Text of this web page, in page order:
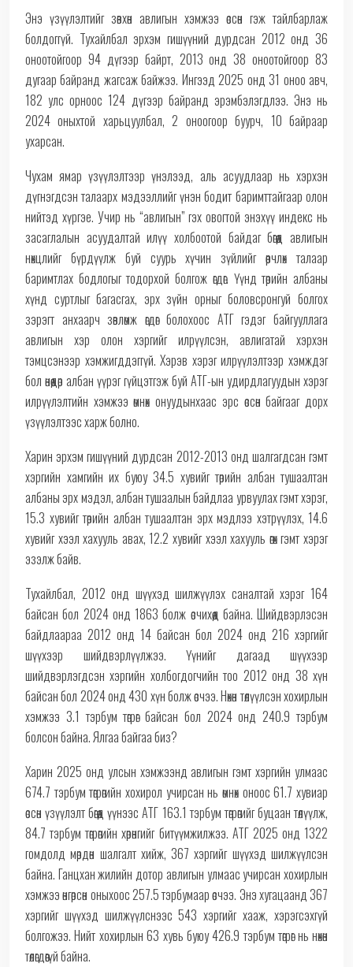
Энэ үзүүлэлтийг зөвхөн авлигын хэмжээ өссөн гэж тайлбарлаж
болдоггүй. Тухайлбал эрхэм гишүүний дурдсан 2012 онд 36
оноотойгоор 94 дүгээр байрт, 2013 онд 38 оноотойгоор 83
дугаар байранд жагсаж байжээ. Ингээд 2025 онд 31 оноо авч,
182 улс орноос 124 дүгээр байранд эрэмбэлэгдлээ. Энэ нь
2024 оныхтой харьцуулбал, 2 оноогоор буурч, 10 байраар
ухарсан.
Чухам ямар үзүүлэлтээр үнэлээд, аль асуудлаар нь хэрхэн
дүгнэгдсэн талаарх мэдээллийг үнэн бодит баримттайгаар олон
нийтэд хүргэе. Учир нь “авлигын” гэх овогтой энэхүү индекс нь
засаглалын асуудалтай илүү холбоотой байдаг бөгөөд авлигын
нөхцлийг бүрдүүлж буй суурь хүчин зүйлийг өөрчлөх талаар
баримтлах бодлогыг тодорхой болгож өгдөг. Үүнд төрийн албаны
хүнд суртлыг багасгах, эрх зүйн орныг боловсронгуй болгох
зэрэгт анхаарч зөвлөмж өгдөг болохоос АТГ гэдэг байгууллага
авлигын хэр олон хэргийг илрүүлсэн, авлигатай хэрхэн
тэмцсэнээр хэмжигддэггүй. Хэрэв хэрэг илрүүлэлтээр хэмждэг
бол өнөөдөр албан үүрэг гүйцэтгэж буй АТГ-ын удирдлагуудын хэрэг
илрүүлэлтийн хэмжээ өмнөх онуудынхаас эрс өссөн байгааг дорх
үзүүлэлтээс харж болно.
Харин эрхэм гишүүний дурдсан 2012-2013 онд шалгагдсан гэмт
хэргийн хамгийн их буюу 34.5 хувийг төрийн албан тушаалтан
албаны эрх мэдэл, албан тушаалын байдлаа урвуулах гэмт хэрэг,
15.3 хувийг төрийн албан тушаалтан эрх мэдлээ хэтрүүлэх, 14.6
хувийг хээл хахууль авах, 12.2 хувийг хээл хахууль өгөх гэмт хэрэг
эзэлж байв.
Тухайлбал, 2012 онд шүүхэд шилжүүлэх саналтай хэрэг 164
байсан бол 2024 онд 1863 болж өсчихөөд байна. Шийдвэрлэсэн
байдлаараа 2012 онд 14 байсан бол 2024 онд 216 хэргийг
шүүхээр шийдвэрлүүлжээ. Үүнийг дагаад шүүхээр
шийдвэрлэгдсэн хэргийн холбогдогчийн тоо 2012 онд 38 хүн
байсан бол 2024 онд 430 хүн болж өсчээ. Нөхөн төлүүлсэн хохирлын
хэмжээ 3.1 тэрбум төгрөг байсан бол 2024 онд 240.9 тэрбум
болсон байна. Ялгаа байгаа биз?
Харин 2025 онд улсын хэмжээнд авлигын гэмт хэргийн улмаас
674.7 тэрбум төгрөгийн хохирол учирсан нь өмнөх оноос 61.7 хувиар
өссөн үзүүлэлт бөгөөд үүнээс АТГ 163.1 тэрбум төгрөгийг буцаан төлүүлж,
84.7 тэрбум төгрөгийн хөрөнгийг битүүмжилжээ. АТГ 2025 онд 1322
гомдолд мөрдөн шалгалт хийж, 367 хэргийг шүүхэд шилжүүлсэн
байна. Ганцхан жилийн дотор авлигын улмаас учирсан хохирлын
хэмжээ өнгөрсөн оныхоос 257.5 тэрбумаар өсчээ. Энэ хугацаанд 367
хэргийг шүүхэд шилжүүлснээс 543 хэргийг хааж, хэрэгсэхгүй
болгожээ. Нийт хохирлын 63 хувь буюу 426.9 тэрбум төгрөг нь нөхөн
төлөгдөөгүй байна.